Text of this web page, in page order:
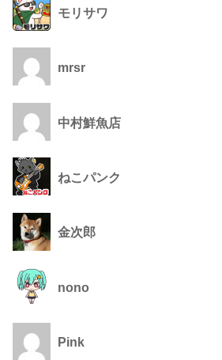
モリサワ
mrsr
中村鮮魚店
ねこパンク
金次郎
nono
Pink